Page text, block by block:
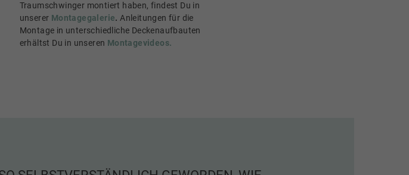
Traumschwinger montiert haben, findest Du in
unserer Montagegalerie. Anleitungen für die
Montage in unterschiedliche Deckenaufbauten
erhältst Du in unseren Montagevideos.